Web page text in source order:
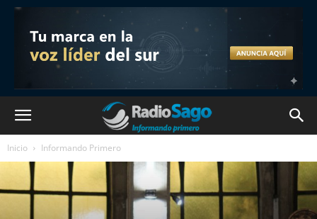
Inicio Informando Primero